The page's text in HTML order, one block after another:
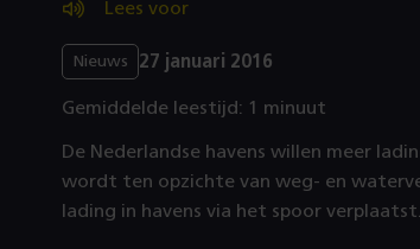
Lees voor
Nieuws 27 januari 2016
Gemiddelde leestijd: 1 minuut
De Nederlandse havens willen meer
wordt ten opzichte van weg- en
lading in havens via het spoor verplaatst.